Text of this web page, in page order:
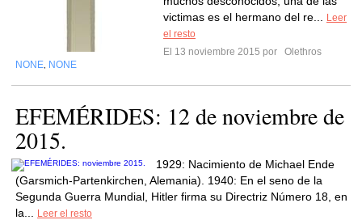
victimas es el hermano del re...
Leer
el resto
El 13 noviembre 2015 por
Olethros
NONE NONE
EFEMÉRIDES: 12 de noviembre de
2015.
1929: Nacimiento de Michael Ende
(Garsmich-Partenkirchen, Alemania). 1940: En el seno de la
Segunda Guerra Mundial, Hitler firma su Directriz Número 18, en
la...
Leer el resto